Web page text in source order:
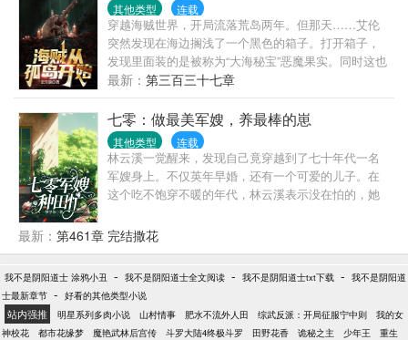
其他类型 连载
穿越海贼世界，开局流落荒岛两年。但那天……艾伦
突然发现在海边搁浅了一个黑色的箱子。打开箱子，
发现里面装的是被称为“大海秘宝”恶魔果实。同时这也
是也是开启伟大旅途的钥匙。……加一点亡魂属性，
驾驭各种死去强者的尸体，开启海上亡灵法师的传
说。加一...
最新： 第三百三十七章
七零：做最美军嫂，养最棒的崽
其他类型 连载
林云溪一觉醒来，发现自己竟穿越到了七十年代一名
军嫂身上。不仅英年早婚，还有一个可爱的儿子。在
这个吃不饱穿不暖的年代，林云溪表示没在怕的，她
腿，开工厂，办企业，创建属于自己的商业帝国。听
说京都的四合院一千块一套，林云溪大手一挥，有多
囤着。老公英俊帅气，儿子聪明伶俐，林云溪活成了
所有女人都羡慕的样子。PS：本文架空，爽就完了。
最新： 第461章 完结撒花
我不是阴阳道士 涂鸦小丑 - 我不是阴阳道士全文阅读 - 我不是阴阳道士txt下载 - 我不是阴阳道
士最新章节 - 好看的其他类型小说
站内强推 明星系列多肉小说 山村情事 肥水不流外人田 综武反派：开局征服宁中则
我的女
神校花
都市花缘梦 魔艳武林后宫传 斗罗大陆4终极斗罗 田野花香 诡秘之主 少年王
重生